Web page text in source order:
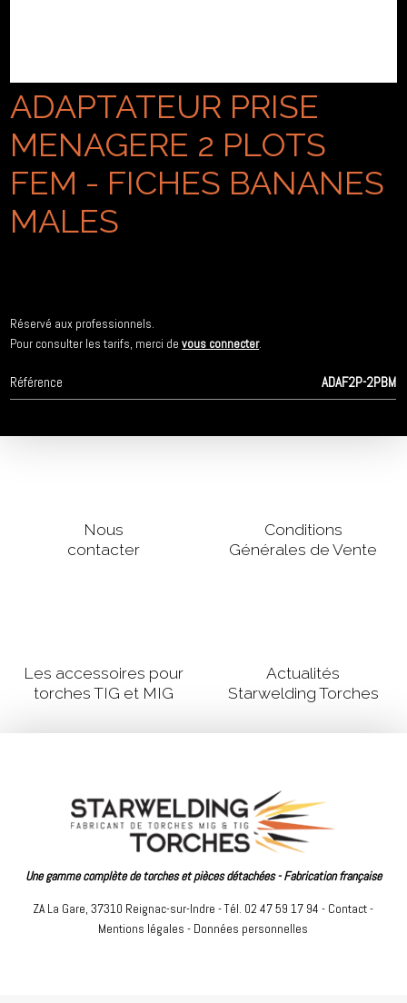
ADAPTATEUR PRISE
MENAGERE 2 PLOTS
FEM - FICHES BANANES
MALES
Réservé aux professionnels.
Pour consulter les tarifs, merci devous connecter.
Référence ADAF2P-2PBM
Nous
contacter
Conditions
Générales de Vente
Les accessoires pour
torches TIG et MIG
Actualités
Starwelding Torches
Une gamme complète de torches et pièces détachées - Fabrication française
ZA La Gare, 37310 Reignac-sur-Indre - Tél. 02 47 59 17 94 - Contact-
Mentions légales - Données personnelles